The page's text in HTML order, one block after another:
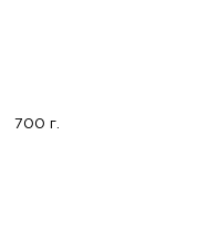
700 г.